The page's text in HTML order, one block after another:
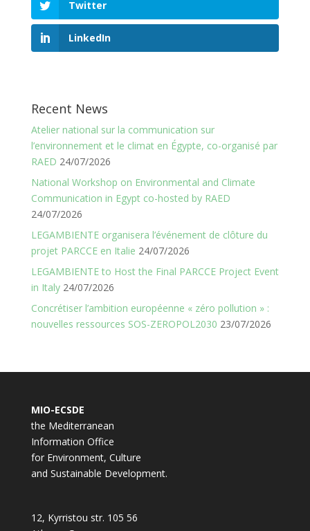
Twitter
LinkedIn
Recent News
Atelier national sur la communication sur
l’environnement et le climat en Égypte, co-organisé par
RAED 24/07/2026
National Workshop on Environmental and Climate
Communication in Egypt co-hosted by RAED
24/07/2026
LEGAMBIENTE organisera l’événement de clôture du
projet PARCCE en Italie 24/07/2026
LEGAMBIENTE to Host the Final PARCCE Project Event
in Italy 24/07/2026
Concrétiser l’ambition européenne « zéro pollution » :
nouvelles ressources SOS-ZEROPOL2030 23/07/2026
MIO-ECSDE
the Mediterranean
Information Office
for Environment, Culture
and Sustainable Development.
12, Kyrristou str. 105 56